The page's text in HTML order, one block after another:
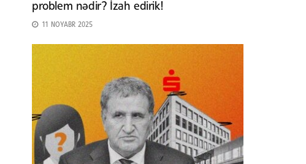
problem nədir? İzah edirik!
11 NOYABR 2025